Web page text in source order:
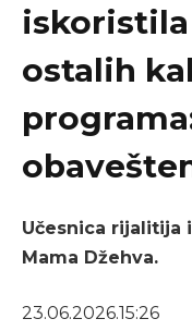
ostalih
Učesnica rijalitija
Mama Džehva.
23.06.2026.15:26